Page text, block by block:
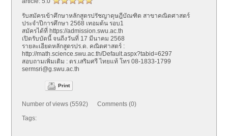
รับสมัครเข้าศึกษาหลักสูตรปรัชญาดุษฎีบัณฑิต สาขาคณิตศาสตร์
ประจำปีการศึกษา 2568 เทอมต้น รอบ1
สมัครได้ที่ https://admission.swu.ac.th
เปิดรับบัดนี้ จนถีงวันที่ 17 มีนาคม 2568
รายละเอียดหลักสูตรปร.ด. คณิตศาสตร์ :
http://math.science.swu.ac.th/Default.aspx?tabid=6297
สอบถามเพิ่มเติม : ดร.เสริมศรี ไทยแท้ โทร 08-1833-1799
sermsri@g.swu.ac.th
Print
Number of views (5592) Comments (0)
Tags: